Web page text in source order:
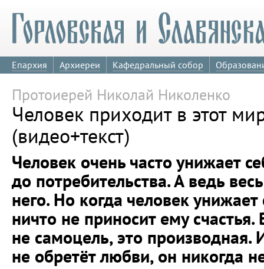
Епархия Архиереи Кафедральный собор
Протоиерей Николай Николенко
Человек приходит в этот
(видео+текст)
Человек очень часто унижает
до потребительства. А ведь
него. Но когда человек унижает
ничто не приносит ему
не самоцель, это производная.
не обретёт любви, он никогда